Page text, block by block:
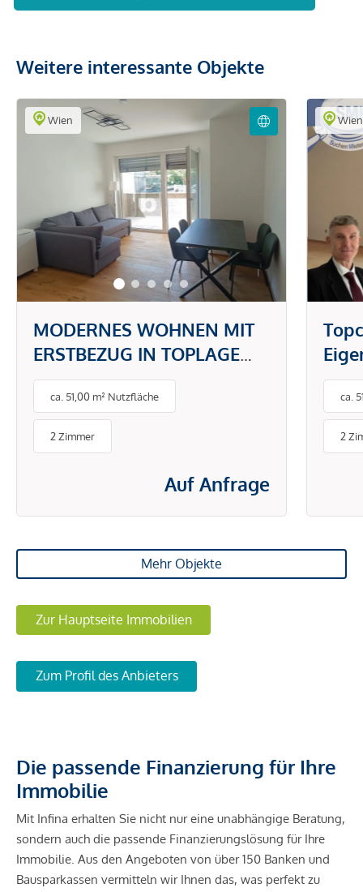
Weitere interessante Objekte
Wien
MODERNES WOHNEN MIT
ERSTBEZUG IN TOPLAGE
DONAUSTADT -
PAUSCHALMIETE INKL.
BETRIEBS- UND
ENERGIEKOSTEN
ca. 51,00 m² Nutzfläche
2 Zimmer
Auf Anfrage
Wien
ca.
2
Mehr Objekte
Zur Hauptseite Immobilien
Zum Profil des Anbieters
Die passende Finanzierung für Ihre
Immobilie
Mit Infina erhalten Sie nicht nur eine unabhängige Beratung,
sondern auch die passende Finanzierungslösung für Ihre
Immobilie. Aus den Angeboten von über 150 Banken und
Bausparkassen vermitteln wir Ihnen das, was perfekt zu